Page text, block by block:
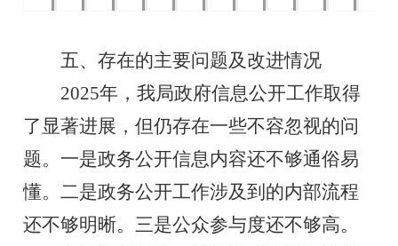
五、存在的主要问题及改进情况
2025年，我局政府信息公开工作取得
了显著进展，但仍存在一些不容忽视的问
题。一是政务公开信息内容还不够通俗易
懂。二是政务公开工作涉及到的内部流程
还不够明晰。三是公众参与度还不够高。